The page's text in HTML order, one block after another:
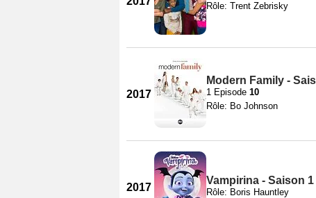
Rôle: Trent Zebrisky
2017
Modern Family -
1 Episode 10
Rôle: Bo Johnson
2017
Vampirina - Saison 1
Rôle: Boris Hauntley